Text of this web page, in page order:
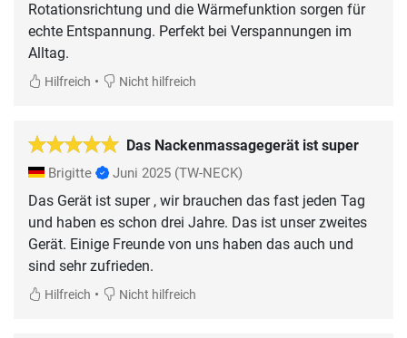
Rotationsrichtung und die Wärmefunktion sorgen für
echte Entspannung. Perfekt bei Verspannungen im
Alltag.
Hilfreich • Nicht hilfreich
Das Nackenmassagegerät ist super
Brigitte Juni 2025 (TW-NECK)
Das Gerät ist super , wir brauchen das fast jeden Tag
und haben es schon drei Jahre. Das ist unser zweites
Gerät. Einige Freunde von uns haben das auch und
sind sehr zufrieden.
Hilfreich • Nicht hilfreich